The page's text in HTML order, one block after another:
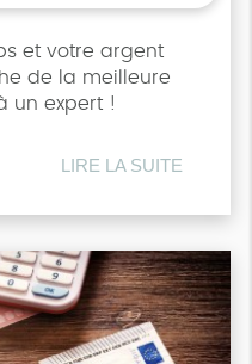
et votre argent
de la meilleure
un expert !
LIRE LA SUITE